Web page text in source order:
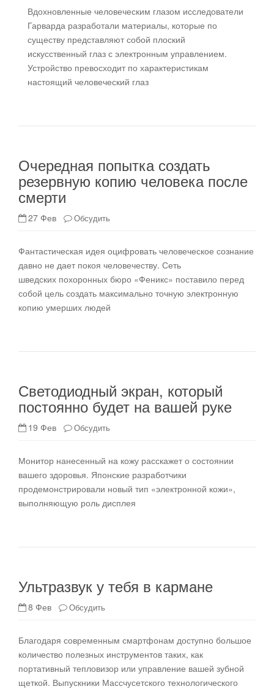
Вдохновленные человеческим глазом исследователи
Гарварда разработали материалы, которые по
существу представляют собой плоский
искусственный глаз с электронным управлением.
Устройство превосходит по характеристикам
настоящий человеческий глаз
Очередная попытка создать
резервную копию человека после
смерти
27 Фев Обсудить
Фантастическая идея оцифровать человеческое сознание
давно не дает покоя человечеству. Сеть
шведских похоронных бюро «Феникс» поставило перед
собой цель создать максимально точную электронную
копию умерших людей
Светодиодный экран, который
постоянно будет на вашей руке
19 Фев Обсудить
Монитор нанесенный на кожу расскажет о состоянии
вашего здоровья. Японские разработчики
продемонстрировали новый тип «электронной кожи»,
выполняющую роль дисплея
Ультразвук у тебя в кармане
8 Фев Обсудить
Благодаря современным смартфонам доступно большое
количество полезных инструментов таких, как
портативный тепловизор или управление вашей зубной
щеткой. Выпускники Массчусетского технологического